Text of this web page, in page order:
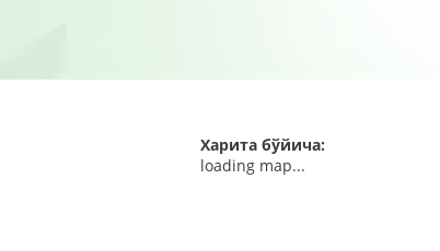
Харита бўйича:
loading map...